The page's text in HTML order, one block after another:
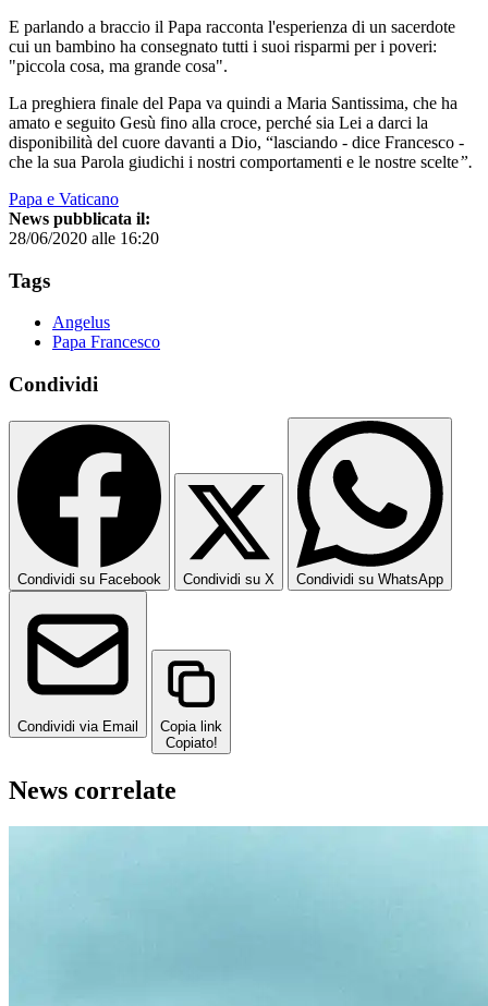
E parlando a braccio il Papa racconta l'esperienza di un sacerdote
cui un bambino ha consegnato tutti i suoi risparmi per i poveri:
"piccola cosa, ma grande cosa".
La preghiera finale del Papa va quindi a Maria Santissima, che ha
amato e seguito Gesù fino alla croce, perché sia Lei a darci la
disponibilità del cuore davanti a Dio, “lasciando - dice Francesco -
che la sua Parola giudichi i nostri comportamenti e le nostre scelte”.
Papa e Vaticano
News pubblicata il:
28/06/2020 alle 16:20
Tags
Angelus
Papa Francesco
Condividi
Condividi su Facebook Condividi su X Condividi su WhatsApp
Condividi via Email
Copia link
Copiato!
News correlate